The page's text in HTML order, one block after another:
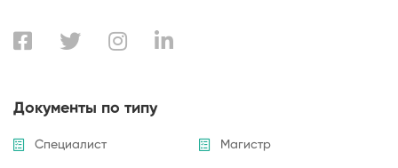
Документы по типу
Специалист Магистр